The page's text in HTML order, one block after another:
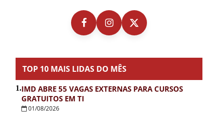
TOP 10 MAIS LIDAS DO MÊS
1.IMD ABRE 55 VAGAS EXTERNAS PARA CURSOS
GRATUITOS EM TI
01/08/2026